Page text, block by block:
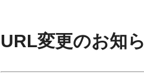
URL変更のお知